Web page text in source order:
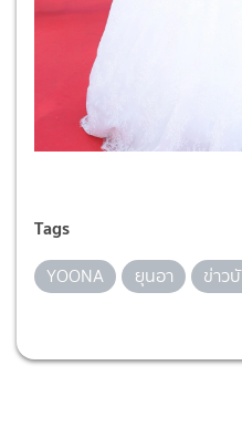
Tags
YOONA ยุนอา ข่าว